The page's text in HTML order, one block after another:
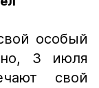
особый
3 июля
свой